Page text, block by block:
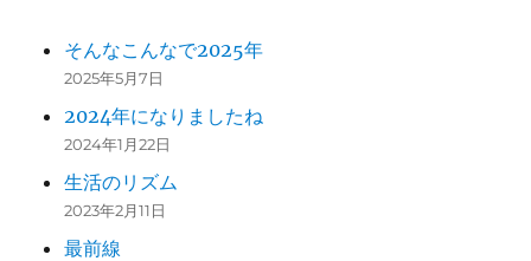
そんなこんなで2025年
2025年5月7日
2024年になりましたね
2024年1月22日
生活のリズム
2023年2月11日
最前線